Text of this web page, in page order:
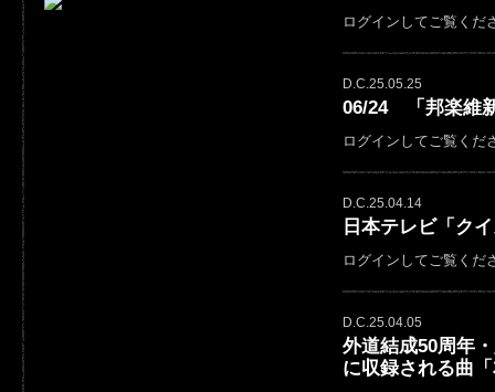
ログインしてご覧くだ
D.C.25.05.25
06/24 「邦楽維
ログインしてご覧くだ
D.C.25.04.14
日本テレビ「ク
ログインしてご覧くだ
D.C.25.04.05
外道結成50周年
に収録される曲